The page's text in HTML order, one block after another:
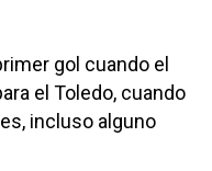
gol cuando el
el Toledo, cuando
incluso alguno